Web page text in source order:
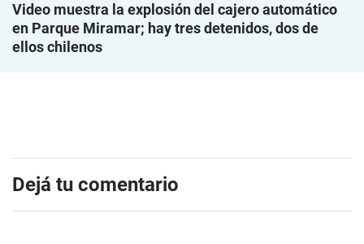
Video muestra la explosión del cajero automático
en Parque Miramar; hay tres detenidos, dos de
ellos chilenos
Dejá tu comentario